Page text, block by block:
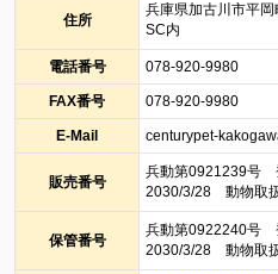
住所
兵庫県加古川市平
SC内
電話番号 078-920-9980
FAX番号 078-920-9980
E-Mail centurypet-
販売番号
兵動第0921239号
2030/3/28 動物取
保管番号
兵動第0922240号
2030/3/28 動物取